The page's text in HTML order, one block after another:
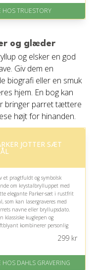
På lager
Levering: 1-2 dages levering.
Fremragende Trustpilot rating
4.7 ud af 5
HOS TRUESTORY
og glæder
og elsker en god
Giv dem en
biografi eller en smuk
hjem. En bog kan
bringer parret tættere
højt for hinanden.
JOTTER SÆT
et pragtfuldt og symbolsk
om krystalbrylluppet med
elegante Parker-sæt i rustfrit
som kan lasergraveres med
navne eller bryllupsdato.
klassiske kuglepen og
kombinerer personlig
På lager
Levering: 2-3 dage
299kr
HOS DAHLS GRAVERING